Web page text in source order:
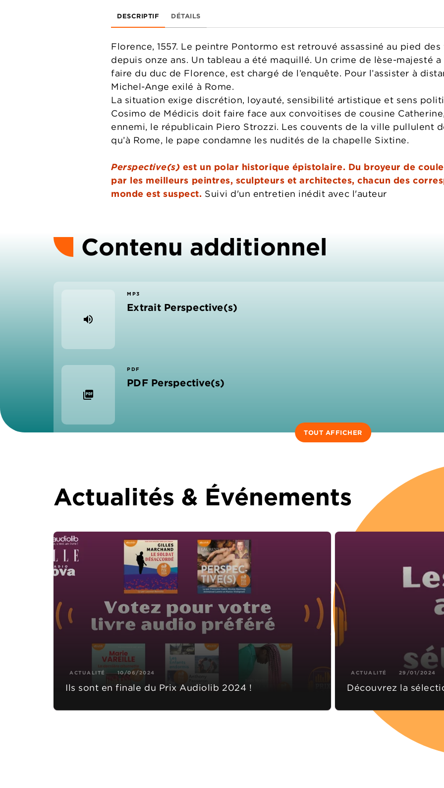
DESCRIPTIF DÉTAILS
Florence, 1557. Le peintre Pontormo est retrouvé assassiné au pied
depuis onze ans. Un tableau a été maquillé. Un crime de lèse-majesté
faire du duc de Florence, est chargé de l’enquête. Pour l’assister à
Michel-Ange exilé à Rome.
La situation exige discrétion, loyauté, sensibilité artistique et sens
Cosimo de Médicis doit faire face aux convoitises de cousine
ennemi, le républicain Piero Strozzi. Les couvents de la ville pullulent
qu’à Rome, le pape condamne les nudités de la chapelle Sixtine.
Perspective(s) est un polar historique épistolaire. Du broyeur de
par les meilleurs peintres, sculpteurs et architectes, chacun des
monde est suspect. Suivi d'un entretien inédit avec l'auteur
Contenu additionnel
volume_up
MP3
Extrait Perspective(s)
picture_as_pdf
PDF
PDF Perspective(s)
TOUT AFFICHER
Actualités & Événements
ACTUALITÉ 10/06/2024
Ils sont en finale du Prix Audiolib 2024 !
ACTUALITÉ 29/01/2024
Découvrez la